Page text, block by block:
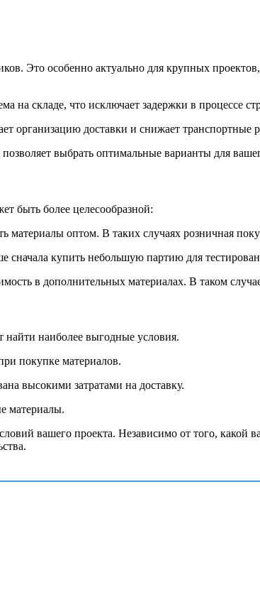
Это особенно актуально для крупных
складе, что исключает задержки в процессе
организацию доставки и снижает транспортные
выбрать оптимальные варианты для
быть более целесообразной:
материалы оптом. В таких случаях розничная
сначала купить небольшую партию для
в дополнительных материалах. В таком
наиболее выгодные условия.
покупке материалов.
высокими затратами на доставку.
материалы.
вашего проекта. Независимо от того, какой